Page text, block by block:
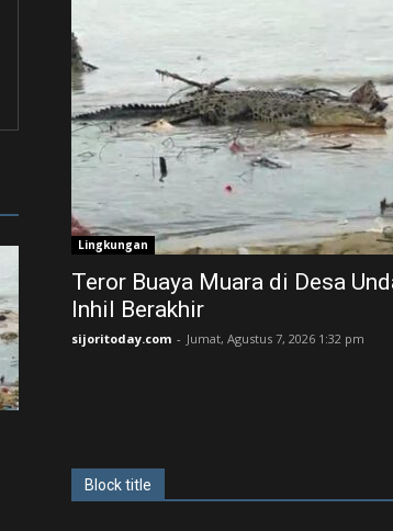
Lingkungan
Teror Buaya Muara di Desa
Inhil Berakhir
sijoritoday.com - Jumat, Agustus 7, 2026 1:32 pm
Block title